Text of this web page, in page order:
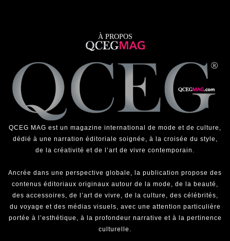
À PROPOS
QCEG MAG est un magazine international de mode et de culture,
dédié à une narration éditoriale soignée, à la croisée du style,
de la créativité et de l’art de vivre contemporain.
Ancrée dans une perspective globale, la publication propose des
contenus éditoriaux originaux autour de la mode, de la beauté,
des accessoires, de l’art de vivre, de la culture, des célébrités,
du voyage et des médias visuels, avec une attention particulière
portée à l’esthétique, à la profondeur narrative et à la pertinence
culturelle.